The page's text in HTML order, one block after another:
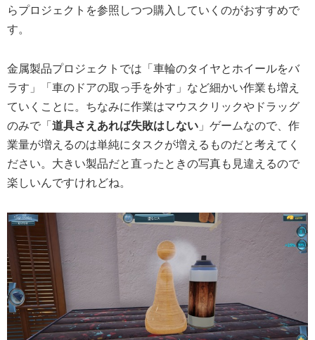
らプロジェクトを参照しつつ購入していくのがおすすめで
す。
金属製品プロジェクトでは「車輪のタイヤとホイールをバ
ラす」「車のドアの取っ手を外す」など細かい作業も増え
ていくことに。ちなみに作業はマウスクリックやドラッグ
のみで「道具さえあれば失敗はしない 」ゲームなので、作
業量が増えるのは単純にタスクが増えるものだと考えてく
ださい。大きい製品だと直ったときの写真も見違えるので
楽しいんですけれどね。